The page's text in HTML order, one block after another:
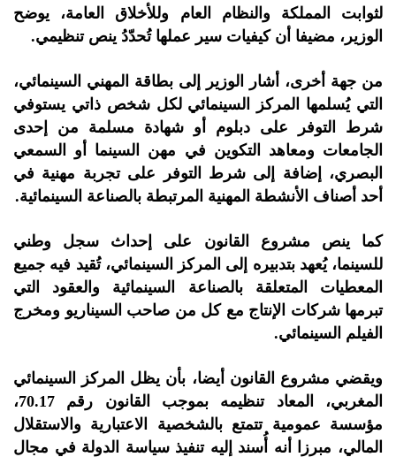
لثوابت المملكة والنظام العام وللأخلاق العامة، يوضح
الوزير، مضيفا أن كيفيات سير عملها تُحدّدُ ينص تنظيمي.
من جهة أخرى، أشار الوزير إلى بطاقة المهني السينمائي،
التي يُسلمها المركز السينمائي لكل شخص ذاتي يستوفي
شرط التوفر على دبلوم أو شهادة مسلمة من إحدى
الجامعات ومعاهد التكوين في مهن السينما أو السمعي
البصري، إضافة إلى شرط التوفر على تجربة مهنية في
أحد أصناف الأنشطة المهنية المرتبطة بالصناعة السينمائية.
كما ينص مشروع القانون على إحداث سجل وطني
للسينما، يُعهد بتدبيره إلى المركز السينمائي، تُقيد فيه جميع
المعطيات المتعلقة بالصناعة السينمائية والعقود التي
تبرمها شركات الإنتاج مع كل من صاحب السيناريو ومخرج
الفيلم السينمائي.
ويقضي مشروع القانون أيضا، بأن يظل المركز السينمائي
المغربي، المعاد تنظيمه بموجب القانون رقم 70.17،
مؤسسة عمومية تتمتع بالشخصية الاعتبارية والاستقلال
المالي، مبرزا أنه أُسند إليه تنفيذ سياسة الدولة في مجال